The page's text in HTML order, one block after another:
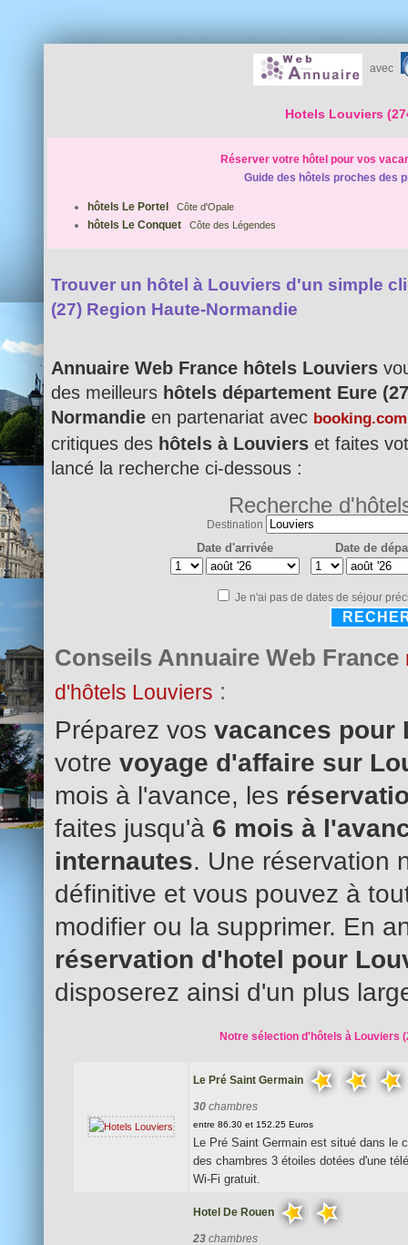
avec
Hotels Louviers
Réserver votre hôtel pour vos
Guide des hôtels proches des
hôtels Le Portel Côte d'Opale
hôtels Le Conquet Côte des Légendes
Trouver un hôtel à Louviers d'un simple
(27) Region Haute-Normandie
Annuaire Web France hôtels Louviers
des meilleurs hôtels département Eure
Normandie en partenariat avec booking.com
critiques des hôtels à Louviers et faites
lancé la recherche ci-dessous :
Recherche
Destination
Date d'arrivée Date de
Je n'ai pas de dates de séjour
Conseils Annuaire Web France
d'hôtels Louviers :
Préparez vos vacances
votre voyage d'affaire sur
mois à l'avance, les
faites jusqu'à 6 mois à
internautes. Une réservation
définitive et vous pouvez à
modifier ou la supprimer. En
réservation d'hotel pour
disposerez ainsi d'un plus
Notre sélection d'hôtels à Louviers
Le Pré Saint Germain
30 chambres
entre 86.30 et 152.25 Euros
Le Pré Saint Germain est situé dans le
des chambres 3 étoiles dotées d'une
Wi-Fi gratuit.
Hotel De Rouen
23 chambres